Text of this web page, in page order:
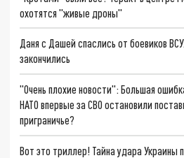
охотятся "живые дроны"
Даня с Дашей спаслись от боевиков
закончились
"Очень плохие новости": Большая
НАТО впервые за СВО остановили
приграничье?
Вот это триллер! Тайна удара Украины